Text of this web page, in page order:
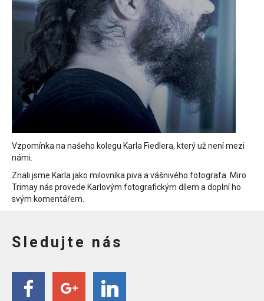
Vzpomínka na našeho kolegu Karla Fiedlera, který už není mezi
námi.
Znali jsme Karla jako milovníka piva a vášnivého fotografa. Miro
Trimay nás provede Karlovým fotografickým dílem a doplní ho
svým komentářem.
Sledujte nás